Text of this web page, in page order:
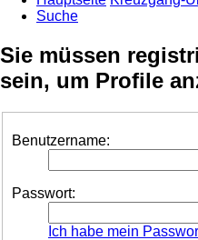
Suche
Sie müssen
sein, um Profile
Benutzername:
Passwort:
Ich habe mein